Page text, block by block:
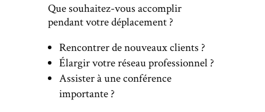
Que souhaitez-vous accomplir
pendant votre déplacement ?
Rencontrer de nouveaux clients ?
Élargir votre réseau professionnel ?
Assister à une conférence
importante ?